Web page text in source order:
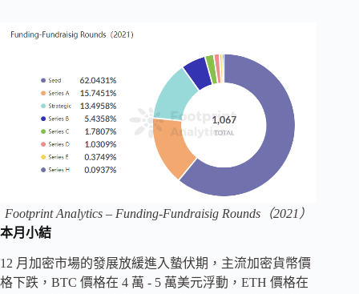
Footprint Analytics – Funding-Fundraisig Rounds（2021）
本月小結
12 月加密市場的發展放緩進入蟄伏期，主流加密貨幣價
格下跌，BTC 價格在 4 萬 - 5 萬美元浮動，ETH 價格在